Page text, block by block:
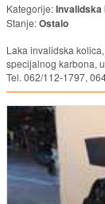
Kategorije:Invalidska
Stanje:Ostalo
Laka invalidska
specijalnog karbona,
Tel. 062/112-1797,